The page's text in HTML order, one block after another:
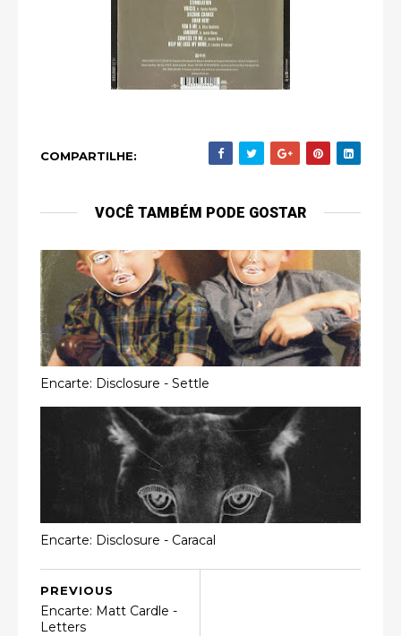
COMPARTILHE:
VOCÊ TAMBÉM PODE GOSTAR
Encarte: Disclosure - Settle
Encarte: Disclosure - Caracal
PREVIOUS
Encarte: Matt Cardle -
Letters